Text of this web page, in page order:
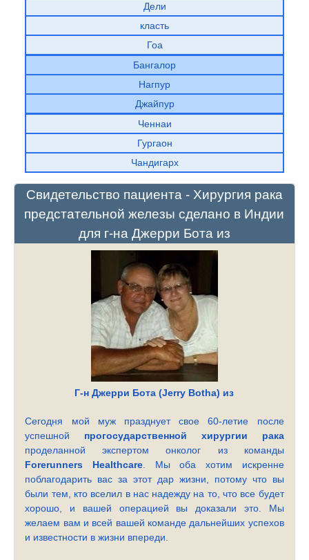
Дели
класть
Гоа
Бангалор
Нагпур
Джайпур
Ченнаи
Гургаон
Чандигарх
Свидетельство пациента - Хирургия рака
предстательной железы сделано в Индии
для г-на Джерри Бота из
Г-н Джерри Бота (Jerry Botha) из
Сегодня мой муж празднует свое 60-летие после
успешной прогосударственной хирургии рака
проделанной экспертом онколог из команды
Forerunners Healthcare. Мы оба хотим искренне
поблагодарить вас за этот дар жизни, потому что вы
были тем, кто вселил в нас надежду на то, что все будет
хорошо, и вашей операцией вы доказали это. Мы
желаем вам и всей вашей команде дальнейших успехов
и известности в жизни впереди.